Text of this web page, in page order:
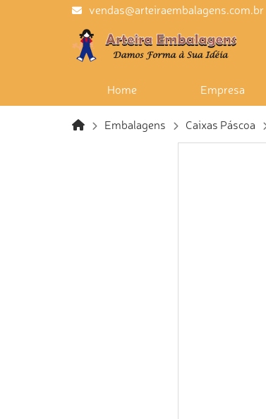
vendas@arteiraembalagens.com.br
Home Empresa
Embalagens Caixas Páscoa